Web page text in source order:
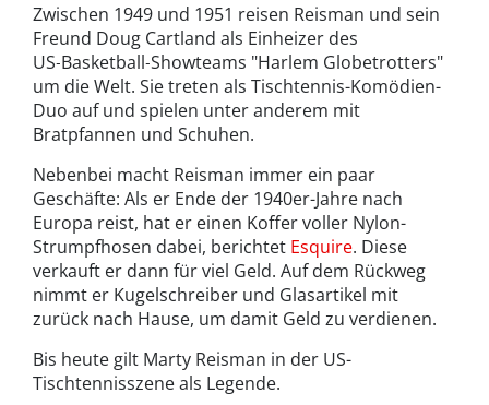
Zwischen 1949 und 1951 reisen Reisman und sein
Freund Doug Cartland als Einheizer des
US‑Basketball‑Showteams "Harlem Globetrotters"
um die Welt. Sie treten als Tischtennis-Komödien-
Duo auf und spielen unter anderem mit
Bratpfannen und Schuhen.
Nebenbei macht Reisman immer ein paar
Geschäfte: Als er Ende der 1940er-Jahre nach
Europa reist, hat er einen Koffer voller Nylon-
Strumpfhosen dabei, berichtet Esquire. Diese
verkauft er dann für viel Geld. Auf dem Rückweg
nimmt er Kugelschreiber und Glasartikel mit
zurück nach Hause, um damit Geld zu verdienen.
Bis heute gilt Marty Reisman in der US-
Tischtennisszene als Legende.